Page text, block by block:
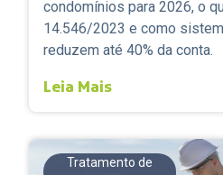
condomínios para 2026, o
14.546/2023 e como
reduzem até 40% da conta.
Leia Mais
Tratamento de